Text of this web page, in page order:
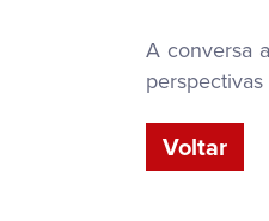
A conversa
Voltar